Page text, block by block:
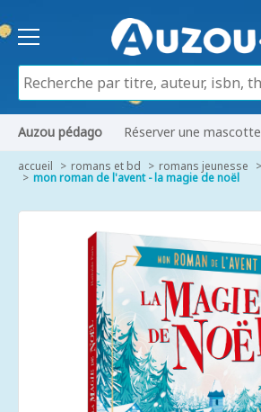
Auzou pédago Réserver une mascotte
accueil romans et bd romans jeunesse
mon roman de l'avent - la magie de noël